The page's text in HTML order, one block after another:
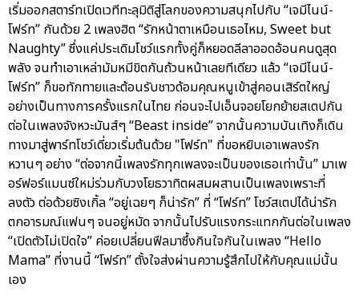
เริ่มออกสตาร์ทเปิดเวทีทะลุมิติสู่โลกของความสนุกไปกับ “เจมีไนน์-
โฟร์ท” กันด้วย 2 เพลงฮิต “รักหน้าตาเหมือนเธอไหม, Sweet but
Naughty” ซึ่งแค่ประเดิมโชว์แรกทั้งคู่ก็หยอดลีลาออดอ้อนคนดูสุด
พลัง จนทำเอาเหล่ามัมหมีขิตกันถ้วนหน้าเลยทีเดียว แล้ว “เจมีไนน์-
โฟร์ท” ก็ขอทักทายและต้อนรับชาวด้อมคุณหนูเข้าสู่คอนเสิร์ตใหญ่
อย่างเป็นทางการครั้งแรกในไทย ก่อนจะไปเอ็นจอยโยกย้ายสเตปกัน
ต่อในเพลงจังหวะมันส์ๆ “Beast inside” จากนั้นความบันเทิงก็เดิน
ทางมาสู่พาร์ทโชว์เดี่ยวเริ่มต้นด้วย "โฟร์ท" ที่ขอหยิบเอาเพลงรัก
หวานๆ อย่าง “ต่อจากนี้เพลงรักทุกเพลงจะเป็นของเธอเท่านั้น” มาเพ
อร์ฟอร์แมนซ์ใหม่ร่วมกับวงโยธวาทิตผสมผสานเป็นเพลงเพราะที่
ลงตัว ต่อด้วยซิงเกิ้ล “อยู่เฉยๆ ก็น่ารัก” ที่ “โฟร์ท” โชว์สเตปได้น่ารัก
ตกอารมณ์แฟนๆ จนอยู่หมัด จากนั้นไปรับแรงกระแทกกันต่อในเพลง
“เปิดตัวไม่เปิดใจ” ค่อยเปลี่ยนฟีลมาซึ้งกินใจกันในเพลง “Hello
Mama” ที่งานนี้ “โฟร์ท” ตั้งใจส่งผ่านความรู้สึกไปให้กับคุณแม่นั้น
เอง